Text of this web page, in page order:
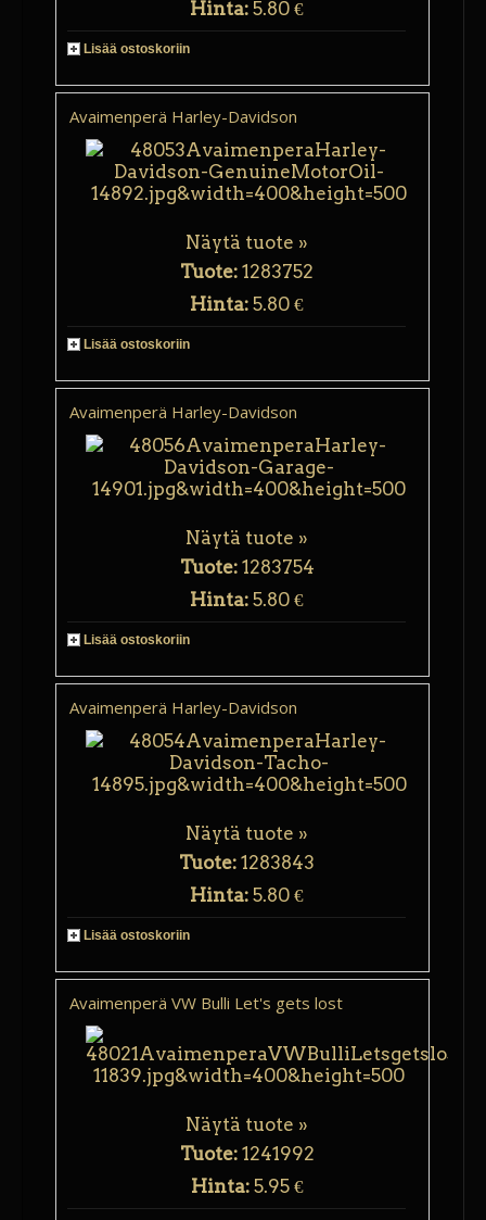
Hinta:5.80 €
Lisää ostoskoriin
Avaimenperä Harley-Davidson
Näytä tuote »
Tuote:1283752
Hinta:5.80 €
Lisää ostoskoriin
Avaimenperä Harley-Davidson
Näytä tuote »
Tuote: 1283754
Hinta:5.80 €
Lisää ostoskoriin
Avaimenperä Harley-Davidson
Näytä tuote »
Tuote:1283843
Hinta:5.80 €
Lisää ostoskoriin
Avaimenperä VW Bulli Let's gets lost
Näytä tuote »
Tuote: 1241992
Hinta: 5.95 €